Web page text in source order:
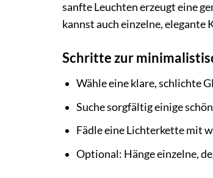
sanfte Leuchten erzeugt eine
kannst auch einzelne, elegante
Schritte zur
Wähle eine klare, schlichte
Suche sorgfältig einige
Fädle eine Lichterkette mit
Optional: Hänge einzelne,